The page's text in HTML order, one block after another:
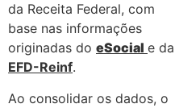
da Receita Federal, com
base nas informações
originadas do eSocial e da
EFD-Reinf.
Ao consolidar os dados, o